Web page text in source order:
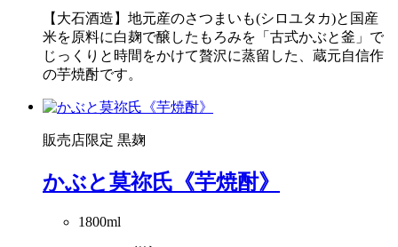
【大石酒造】地元産のさつまいも(シロユタカ)と国産
米を原料に白麹で醸したもろみを「古式かぶと釜」で
じっくりと時間をかけて贅沢に蒸留した、蔵元自信作
の芋焼酎です。
販売店限定 黒麹
かぶと莫祢氏《芋焼酎》
1800ml